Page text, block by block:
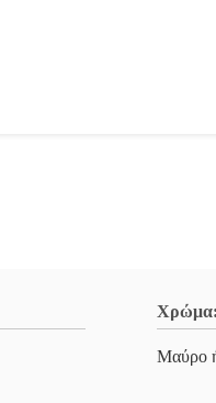
Χρώμα:
Μαύρο